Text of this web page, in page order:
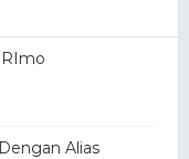
Alias